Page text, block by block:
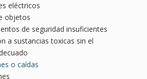
eléctricos
objetos
de seguridad insuficientes
a sustancias toxicas sin el
o caídas